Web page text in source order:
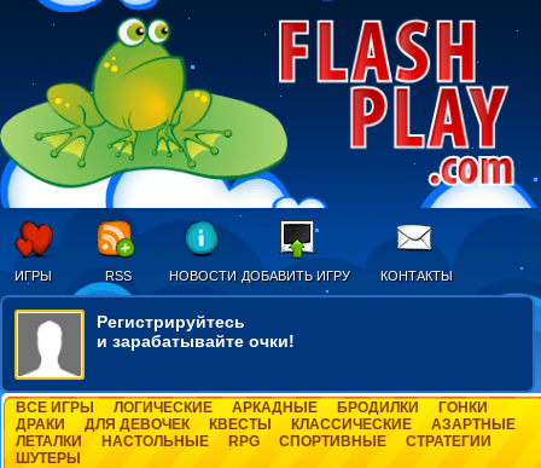
ИГРЫ RSS НОВОСТИ ДОБАВИТЬ ИГРУ КОНТАКТЫ
Регистрируйтесь
и зарабатывайте очки!
ВСЕ ИГРЫ ЛОГИЧЕСКИЕ АРКАДНЫЕ БРОДИЛКИ
ГОНКИ
ДРАКИ
ДЛЯ ДЕВОЧЕК КВЕСТЫ КЛАССИЧЕСКИЕ
АЗАРТНЫЕ
ЛЕТАЛКИ
НАСТОЛЬНЫЕ RPG СПОРТИВНЫЕ
СТРАТЕГИИ
ШУТЕРЫ